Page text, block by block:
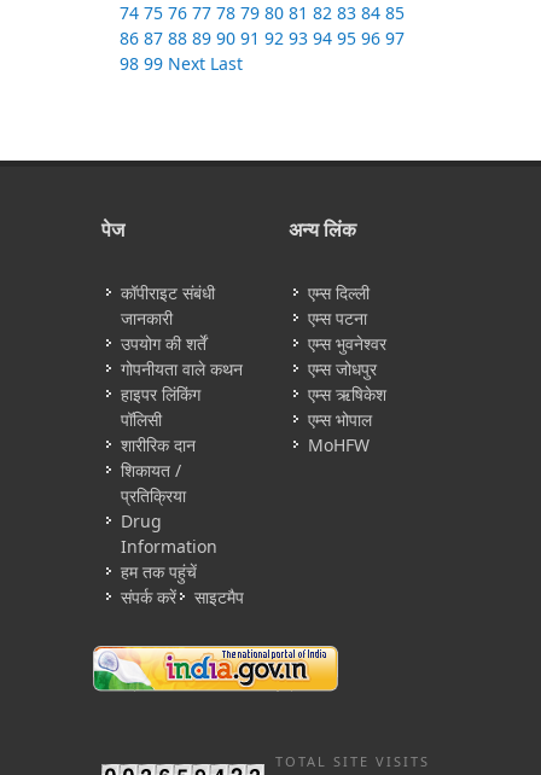
74 75 76 77 78 79 80 81 82 83 84 85
86 87 88 89 90 91 92 93 94 95 96 97
98 99 Next Last
पेज
कॉपीराइट संबंधी
जानकारी
उपयोग की शर्तें
गोपनीयता वाले कथन
हाइपर लिंकिंग
पॉलिसी
शारीरिक दान
शिकायत /
प्रतिक्रिया
Drug
Information
हम तक पहुंचें
संपर्क करें
साइटमैप
अन्य लिंक
एम्स दिल्ली
एम्स पटना
एम्स भुवनेश्वर
एम्स जोधपुर
एम्स ऋषिकेश
एम्स भोपाल
MoHFW
TOTAL SITE VISITS